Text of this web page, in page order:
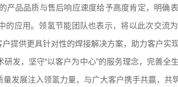
产品品质与售后响应速度给予高度肯定，明确
应用。领氢节能团队也表示，将以此次交流
提供更具针对性的焊接解决方案，助力客户实现
发，坚守“以客户为中心”的服务理念，完善全
发展注入领氢力量，与广大客户携手共赢，共